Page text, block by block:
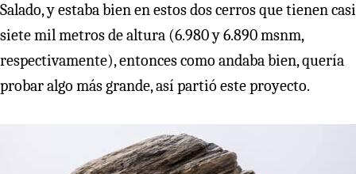
Salado, y estaba bien en estos dos cerros que tienen casi
siete mil metros de altura (6.980 y 6.890 msnm,
respectivamente), entonces como andaba bien, quería
probar algo más grande, así partió este proyecto.